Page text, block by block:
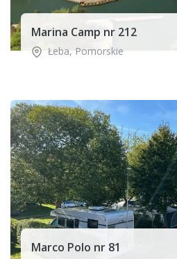
Marina Camp nr 212
Łeba,Pomorskie
Marco Polo nr 81